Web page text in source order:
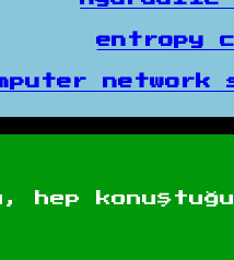
entropy
hep